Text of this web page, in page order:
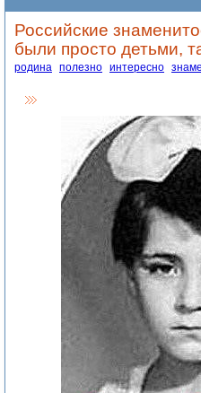
Российские
были просто детьми,
родина полезно интересно